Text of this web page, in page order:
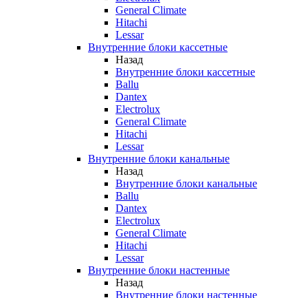
General Climate
Hitachi
Lessar
Внутренние блоки кассетные
Назад
Внутренние блоки кассетные
Ballu
Dantex
Electrolux
General Climate
Hitachi
Lessar
Внутренние блоки канальные
Назад
Внутренние блоки канальные
Ballu
Dantex
Electrolux
General Climate
Hitachi
Lessar
Внутренние блоки настенные
Назад
Внутренние блоки настенные